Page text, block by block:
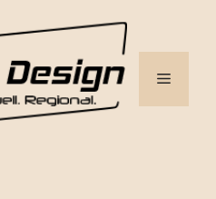
Menü